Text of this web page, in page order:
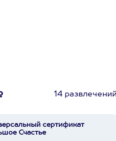
14
сертификат
Счастье